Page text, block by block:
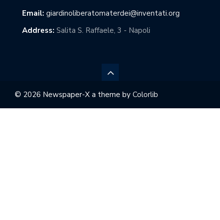
Email: giardinoliberatomaterdei@inventati.org
Address: Salita S. Raffaele, 3 - Napoli
© 2026 Newspaper-X a theme by Colorlib